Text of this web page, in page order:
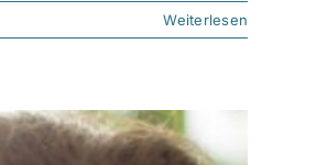
Weiterlesen